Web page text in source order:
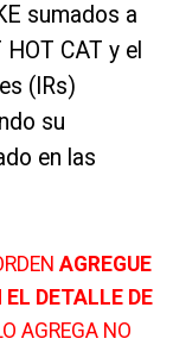
sumados a
CAT y el
(IRs)
su
en las
AGREGUE
EL DETALLE DE
AGREGA NO